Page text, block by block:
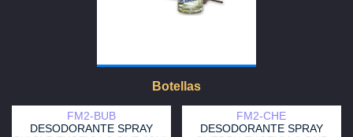
Botellas
FM2-BUB
DESODORANTE SPRAY
FM2-CHE
DESODORANTE SPRAY